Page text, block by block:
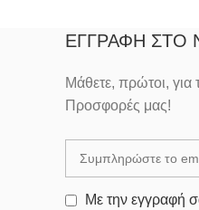
ΕΓΓΡΑΦΉ ΣΤΟ
Μάθετε, πρώτοι, για
Προσφορές μας!
Με την εγγραφή